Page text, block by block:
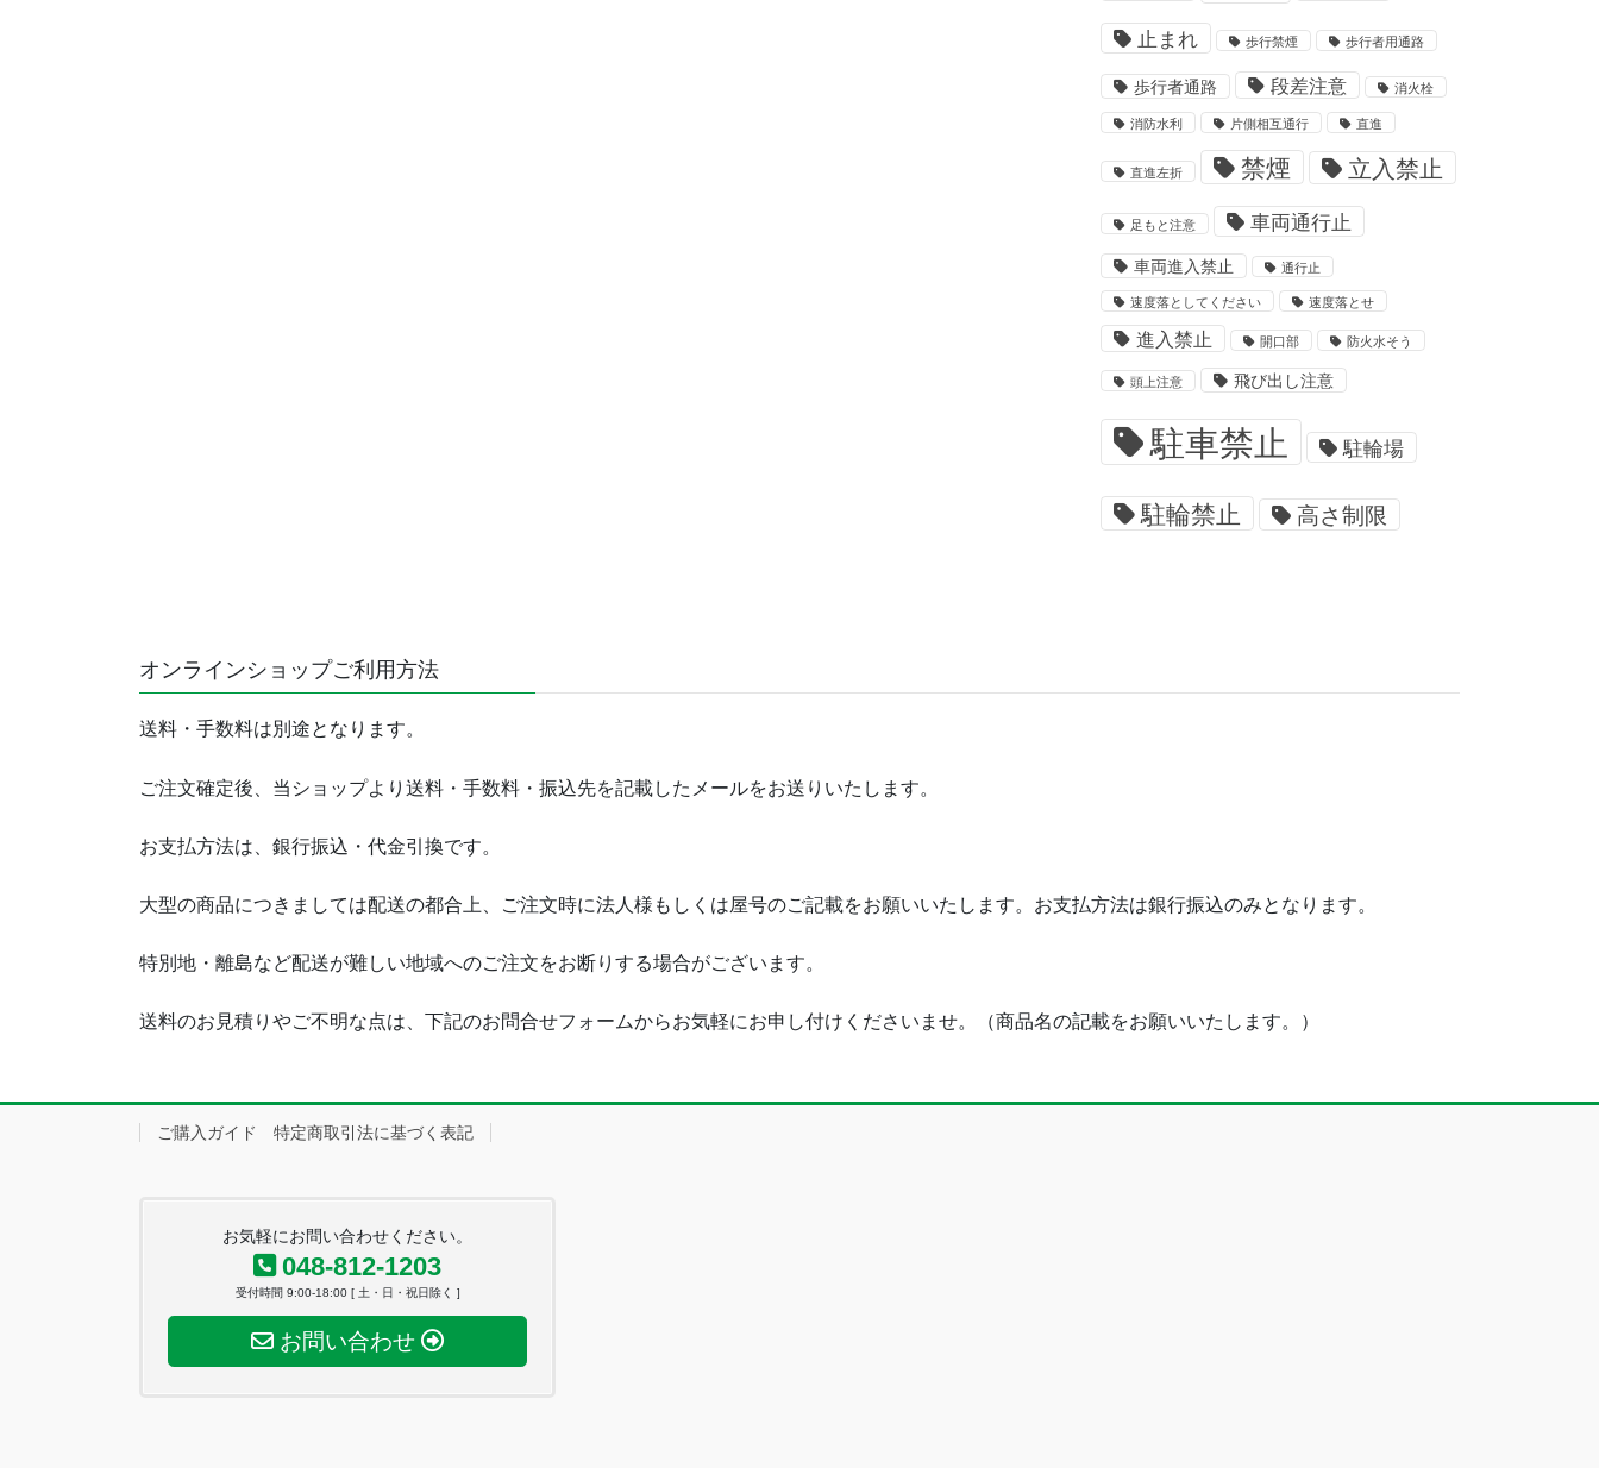
止まれ 歩行禁煙 歩行者用通路
歩行者通路 段差注意 消火栓
消防水利 片側相互通行 直進
直進左折 禁煙 立入禁止
足もと注意 車両通行止
車両進入禁止 通行止
速度落としてください 速度落とせ
進入禁止 開口部 防火水そう
頭上注意 飛び出し注意
駐車禁止 駐輪場
駐輪禁止 高さ制限
オンラインショップご利用方法
送料・手数料は別途となります。
ご注文確定後、当ショップより送料・手数料・振込先を記載したメールをお送りいたします。
お支払方法は、銀行振込・代金引換です。
大型の商品につきましては配送の都合上、ご注文時に法人様もしくは屋号のご記載をお願いいたします。お支払方法は銀行振込のみとなります。
特別地・離島など配送が難しい地域へのご注文をお断りする場合がございます。
送料のお見積りやご不明な点は、下記のお問合せフォームからお気軽にお申し付けくださいませ。（商品名の記載をお願いいたします。）
ご購入ガイド 特定商取引法に基づく表記
お気軽にお問い合わせください。
048-812-1203
受付時間 9:00-18:00 [ 土・日・祝日除く ]
お問い合わせ